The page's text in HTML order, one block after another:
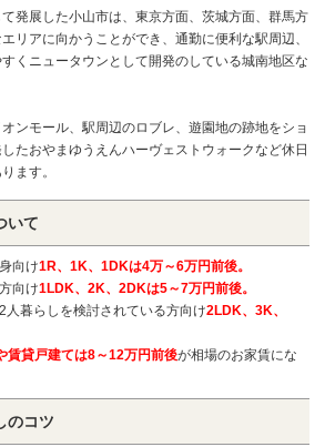
発展した小山市は、東京方面、茨城方面、群馬方
リアに向かうことができ、通勤に便利な駅周辺、
くニュータウンとして開発のしている城南地区な
ンモール、駅周辺のロブレ、遊園地の跡地をショ
たおやまゆうえんハーヴェストウォークなど休日
ます。
いて
向け1R、1K、1DKは4万～6万円前後。
向け1LDK、2K、2DKは5～7万円前後。
人暮らしを検討されている方向け2LDK、3K、
賃貸戸建ては8～12万円前後が相場のお家賃にな
のコツ